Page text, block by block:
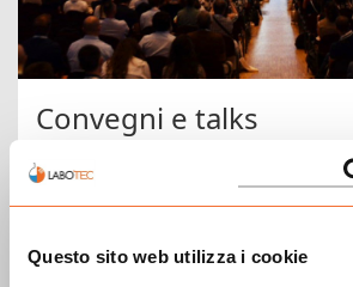
Questo sito web utilizza i cookie
Convegni e talks
Un riccchissimo programma di
organizzati con aziende espositrici e
fiera. Scopri tutti gli appuntamenti